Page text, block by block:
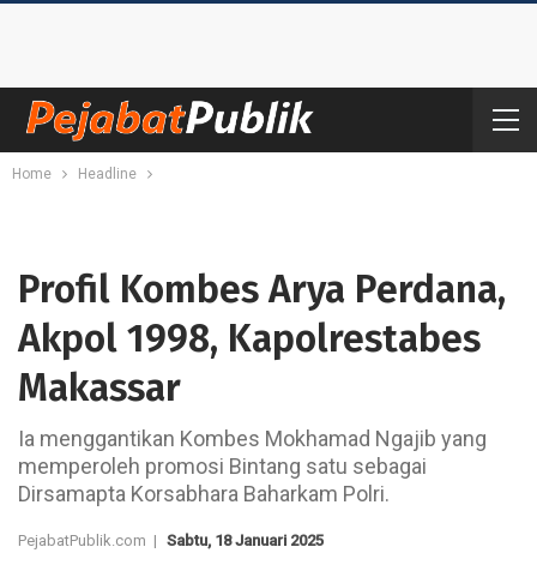
Home Headline
Profil Kombes Arya Perdana,
Akpol 1998, Kapolrestabes
Makassar
Ia menggantikan Kombes Mokhamad Ngajib yang
memperoleh promosi Bintang satu sebagai
Dirsamapta Korsabhara Baharkam Polri.
PejabatPublik.com | Sabtu, 18 Januari 2025